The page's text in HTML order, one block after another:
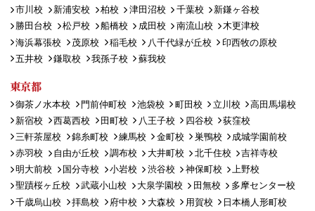
市川校 新浦安校 柏校 津田沼校 千葉校
新鎌ヶ谷校
勝田台校
松戸校 船橋校 成田校 南流山校
木更津校
海浜幕張校
茂原校 稲毛校 八千代緑が丘校
印西牧の原校
五井校
鎌取校 我孫子校 蘇我校
東京都
御茶ノ水本校 門前仲町校 池袋校 町田校 立川校
高田馬場校
新宿校
西葛西校 田町校 八王子校 四谷校
荻窪校
三軒茶屋校
錦糸町校 練馬校 金町校 巣鴨校
成城学園前校
赤羽校
自由が丘校 調布校 大井町校 北千住校
吉祥寺校
明大前校
国分寺校 小岩校 渋谷校 神保町校
上野校
聖蹟桜ヶ丘校
武蔵小山校 大泉学園校 田無校
多摩センター校
千歳烏山校
拝島校 府中校 大森校 用賀校 日本橋人形町校